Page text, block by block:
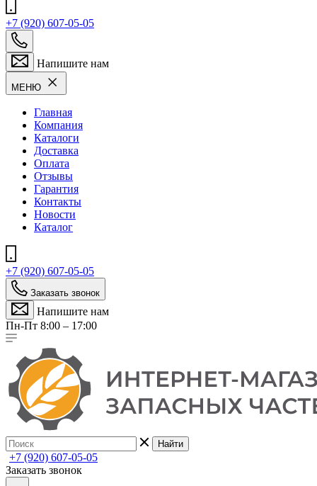
+7 (920) 607-05-05
Напишите нам
МЕНЮ
Главная
Компания
Каталоги
Доставка
Оплата
Отзывы
Гарантия
Контакты
Новости
Каталог
+7 (920) 607-05-05
Заказать звонок
Напишите нам
Пн-Пт 8:00 – 17:00
Найти
+7 (920) 607-05-05
Заказать звонок